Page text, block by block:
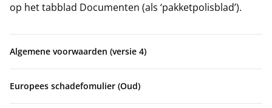
op het tabblad Documenten (als ‘pakketpolisblad’).
Algemene voorwaarden (versie 4)
Europees schadefomulier (Oud)